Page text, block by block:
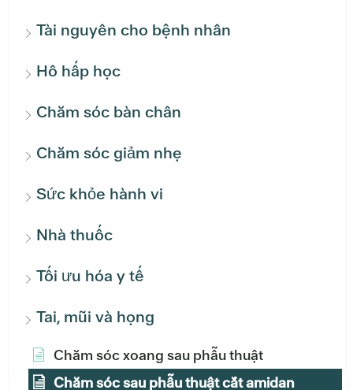
Tài nguyên cho bệnh nhân
Hô hấp học
Chăm sóc bàn chân
Chăm sóc giảm nhẹ
Sức khỏe hành vi
Nhà thuốc
Tối ưu hóa y tế
Tai, mũi và họng
Chăm sóc xoang sau phẫu thuật
Chăm sóc sau phẫu thuật cắt amidan